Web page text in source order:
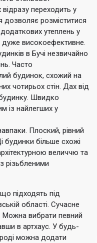
переходить у
дозволяє розміститися
утеплень у
дуже високоефективне.
в Бучі незвичайно
Часто
будинок, схожий на
чотирьох стін. Дах від
Швидко
із найлегших у
Плоский, рівний
будинки більше схожі
величчю та
різьбленими
підходять під
області. Сучасне
Можна вибрати певний
в артхаус. У будь-
можна додати